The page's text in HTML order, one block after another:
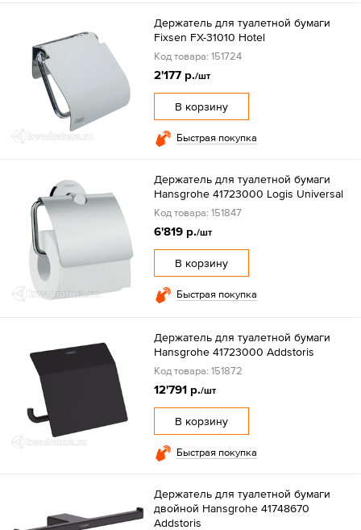
Держатель для туалетной бумаги
Fixsen FX-31010 Hotel
Код товара: 151724
2'177 р./шт
В корзину
Быстрая покупка
Держатель для туалетной бумаги
Hansgrohe 41723000 Logis Universal
Код товара: 151847
6'819 р./шт
В корзину
Быстрая покупка
Держатель для туалетной бумаги
Hansgrohe 41723000 Addstoris
Код товара: 151872
12'791 р./шт
В корзину
Быстрая покупка
Держатель для туалетной бумаги
двойной Hansgrohe 41748670
Addstoris